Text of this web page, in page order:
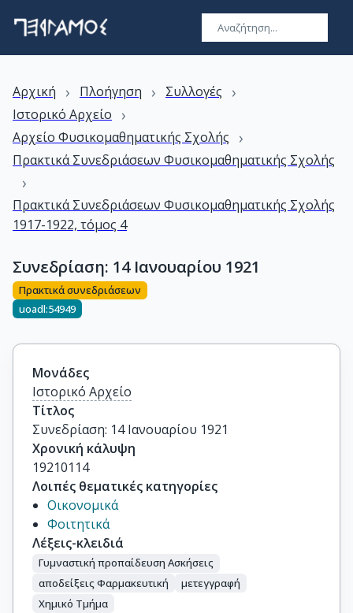
Αρχική › Πλοήγηση › Συλλογές ›
Ιστορικό Αρχείο ›
Αρχείο Φυσικομαθηματικής Σχολής ›
Πρακτικά Συνεδριάσεων Φυσικομαθηματικής Σχολής
›
Πρακτικά Συνεδριάσεων Φυσικομαθηματικής Σχολής
1917-1922, τόμος 4
Συνεδρίαση: 14 Ιανουαρίου 1921
Πρακτικά συνεδριάσεων
uoadl:54949
Μονάδες
Ιστορικό Αρχείο
Τίτλος
Συνεδρίαση: 14 Ιανουαρίου 1921
Χρονική κάλυψη
19210114
Λοιπές θεματικές κατηγορίες
Οικονομικά
Φοιτητικά
Λέξεις-κλειδιά
Γυμναστική προπαίδευση Ασκήσεις
αποδείξεις Φαρμακευτική
μετεγγραφή
Χημικό Τμήμα